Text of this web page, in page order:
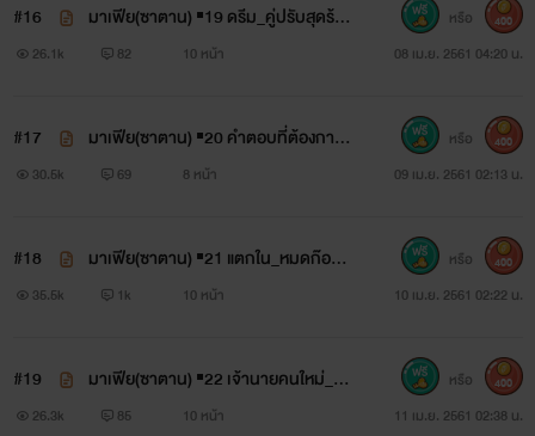
#16
มาเฟีย(ซาตาน) ▪19 ดรีม_คู่ปรับสุดร้อ
นแรงแห่งปี
26.1k 82 10 หน้า 08 เม.ย. 2561 04:20 น.
หรือ 400
#17
มาเฟีย(ซาตาน) ▪20 คำตอบที่ต้องการ
(R25++)
30.5k 69 8 หน้า 09 เม.ย. 2561 02:13 น.
หรือ 400
#18
มาเฟีย(ซาตาน) ▪21 แตกใน_หมดก๊อก
(R25++)
35.5k 1k 10 หน้า 10 เม.ย. 2561 02:22 น.
หรือ 400
#19
มาเฟีย(ซาตาน) ▪22 เจ้านายคนใหม่_หึง
นิดๆ
26.3k 85 10 หน้า 11 เม.ย. 2561 02:38 น.
หรือ 400